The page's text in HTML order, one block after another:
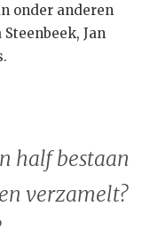
onder anderen
Jan
half bestaan
verzamelt?